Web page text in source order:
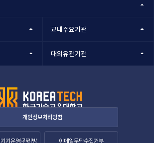
교내주요기관
대외유관기관
개인정보처리방침
기운영·관리방
이메일무단수집거부